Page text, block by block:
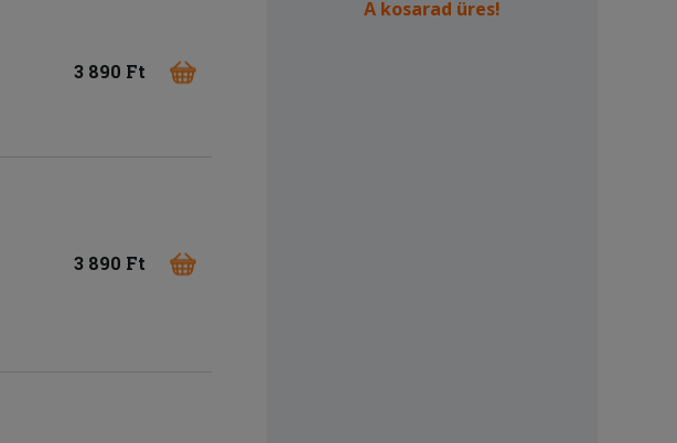
3 890 Ft
3 890 Ft
A kosarad üres!